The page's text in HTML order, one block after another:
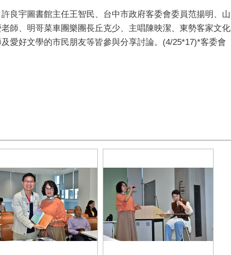
良宇圖書館主任王智民、台中市政府客委會委員范揚明、山
師、明哥菜車團樂團長丘克少、主唱陳映潔、東勢客家文化
愛好文學的市民朋友等皆參與分享討論。(4/25*17)*客委會